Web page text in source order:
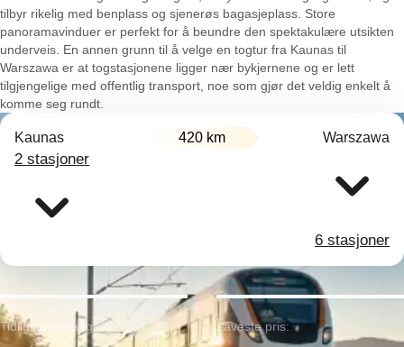
tilbyr rikelig med benplass og sjenerøs bagasjeplass. Store
panoramavinduer er perfekt for å beundre den spektakulære utsikten
underveis. En annen grunn til å velge en togtur fra Kaunas til
Warszawa er at togstasjonene ligger nær bykjernene og er lett
tilgjengelige med offentlig transport, noe som gjør det veldig enkelt å
komme seg rundt.
Kaunas 420 km Warszawa
2 stasjoner
6 stasjoner
Tidligste avgang: Laveste pris: